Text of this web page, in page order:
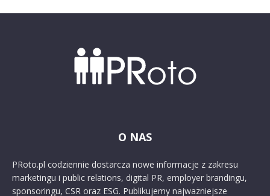
O NAS
PRoto.pl codziennie dostarcza nowe informacje z zakresu
marketingu i public relations, digital PR, employer brandingu,
sponsoringu, CSR oraz ESG. Publikujemy najważniejsze